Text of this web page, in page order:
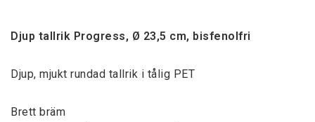
Djup tallrik Progress, Ø 23,5 cm, bisfenolfri
Djup, mjukt rundad tallrik i tålig PET
Brett bräm